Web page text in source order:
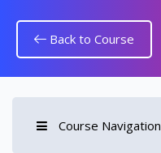
Back to Course
Course Navigation